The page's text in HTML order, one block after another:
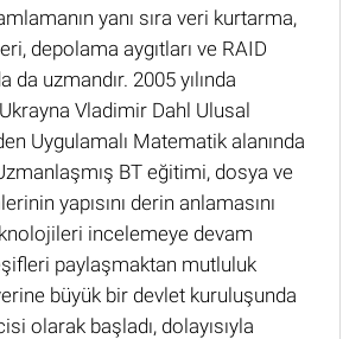
yanı sıra veri kurtarma,
depolama aygıtları ve RAID
da uzmandır. 2005 yılında
Vladimir Dahl Ulusal
Uygulamalı Matematik alanında
BT eğitimi, dosya ve
yapısını derin anlamasını
incelemeye devam
paylaşmaktan mutluluk
büyük bir devlet kuruluşunda
olarak başladı, dolayısıyla